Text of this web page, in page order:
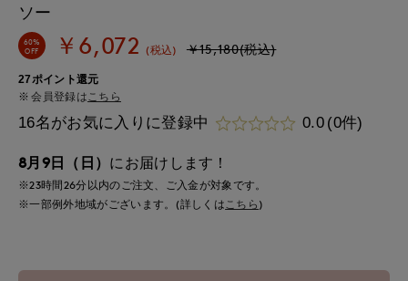
ソー
60%
OFF ￥6,072 (税込) ￥15,180(税込)
27ポイント還元
会員登録は こちら
16名がお気に入りに登録中 0.0 (0件)
8月9日（日） にお届けします！
※23時間26分以内のご注文、ご入金が対象です。
※一部例外地域がございます。(詳しくはこちら )